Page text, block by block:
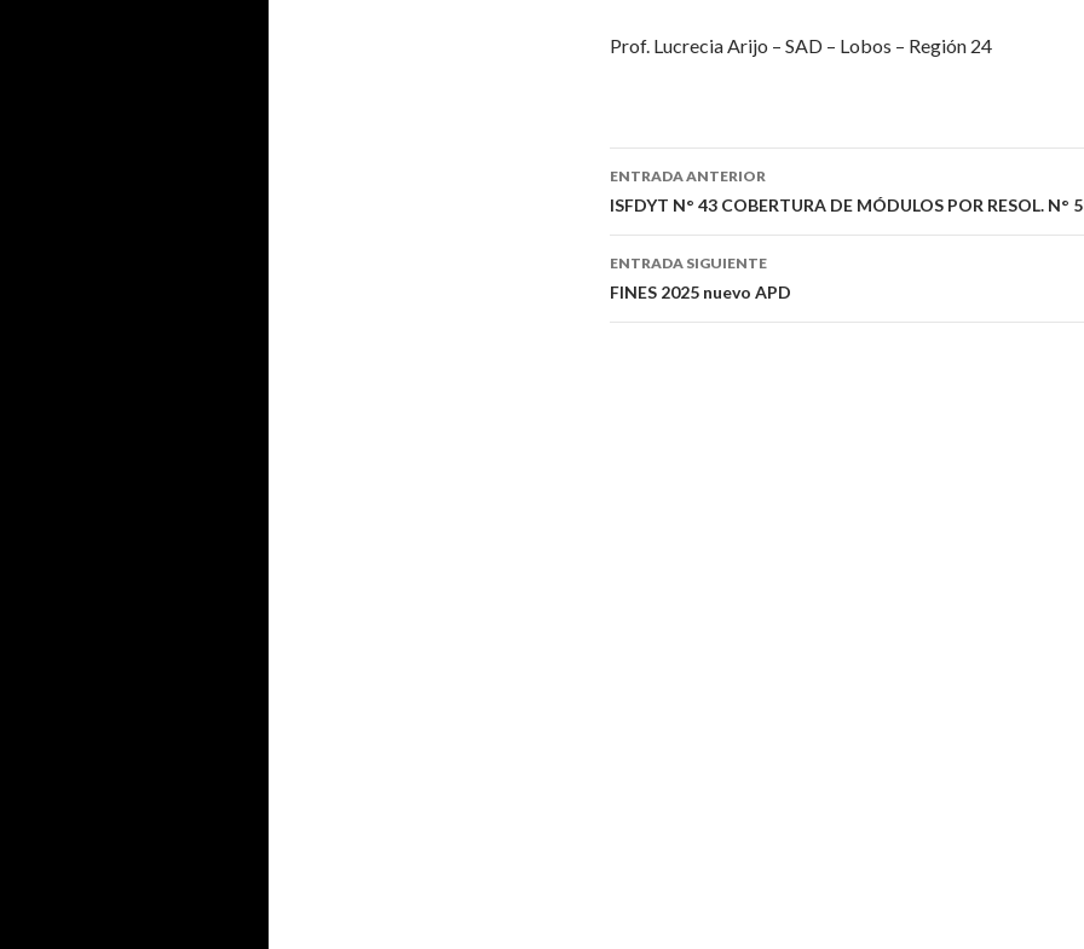
Prof. Lucrecia Arijo – SAD – Lobos – Región 24
Navegación
de
entradas
ENTRADA ANTERIOR
ISFDYT N° 43 COBERTURA DE MÓDULOS POR RESOL. N°
ENTRADA SIGUIENTE
FINES 2025 nuevo APD